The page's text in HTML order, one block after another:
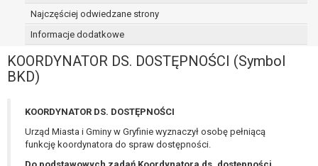
Najczęściej odwiedzane strony
Informacje dodatkowe
KOORDYNATOR DS. DOSTĘPNOŚCI (Symbol
BKD)
KOORDYNATOR DS. DOSTĘPNOŚCI
Urząd Miasta i Gminy w Gryfinie wyznaczył osobę pełniącą
funkcję koordynatora do spraw dostępności.
łącznie spełnione są następujące przesłanki:
przetwarzanie danych odbywa się na
podstawie umowy zawartej z osobą,
której dane dotyczą lub na podstawie
zautomatyzowany;
prawo sprzeciwu wobec przetwarzania
danych na podstawie art. 21 RODO, wobec
przetwarzania danych osobowych, którego